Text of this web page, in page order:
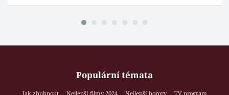
Populární témata
Jak zhubnout Nejlepší filmy 2024 Nejlepší horory
TV program